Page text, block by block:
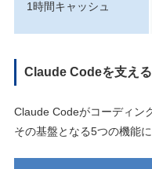
1時間キャッシュ
Claude Codeを支え
Claude Codeがコーディン
その基盤となる5つの機能に